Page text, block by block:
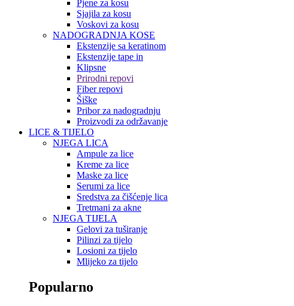
Pjene za kosu
Sjajila za kosu
Voskovi za kosu
NADOGRADNJA KOSE
Ekstenzije sa keratinom
Ekstenzije tape in
Klipsne
Prirodni repovi
Fiber repovi
Šiške
Pribor za nadogradnju
Proizvodi za održavanje
LICE & TIJELO
NJEGA LICA
Ampule za lice
Kreme za lice
Maske za lice
Serumi za lice
Sredstva za čišćenje lica
Tretmani za akne
NJEGA TIJELA
Gelovi za tuširanje
Pilinzi za tijelo
Losioni za tijelo
Mlijeko za tijelo
Popularno